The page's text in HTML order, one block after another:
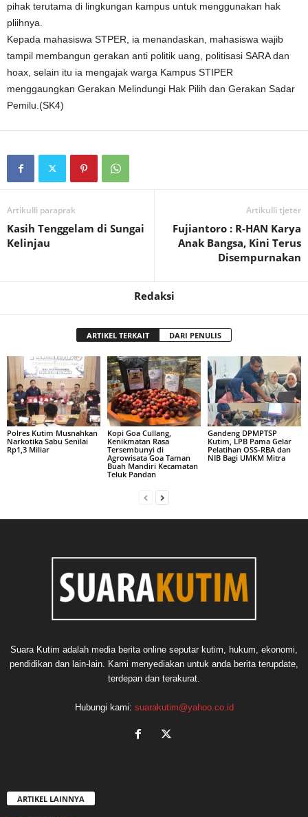
pihak terutama di lingkungan kampus untuk menggunakan hak
pliihnya.
Kepada mahasiswa STPER, ia menandaskan, mahasiswa wajib
tampil membangun gerakan anti politik uang, politisasi SARA dan
hoax, selain itu ia mengajak warga Kampus STIPER
menggaungkan Gerakan Melindungi Hak Pilih dan Gerakan Sadar
Pemilu.(SK4)
Artikulli paraprak
Kasih Tenggelam di Sungai
Kelinjau
Artikulli tjetër
Fujiantoro : R-HAN Karya
Anak Bangsa, Kini Terus
Disempurnakan
Redaksi
ARTIKEL TERKAIT DARI PENULIS
Polres Kutim Musnahkan
Narkotika Sabu Senilai
Rp1,3 Miliar
Kopi Goa Cullang,
Kenikmatan Rasa
Tersembunyi di
Agrowisata Goa Taman
Buah Mandiri Kecamatan
Teluk Pandan
Gandeng DPMPTSP
Kutim, LPB Pama Gelar
Pelatihan OSS-RBA dan
NIB Bagi UMKM Mitra
Suara Kutim adalah media berita online seputar kutim, hukum, ekonomi,
pendidikan dan lain-lain. Kami menyediakan untuk anda berita terupdate,
terdepan dan terakurat.
Hubungi kami: suarakutim@yahoo.co.id
ARTIKEL LAINNYA